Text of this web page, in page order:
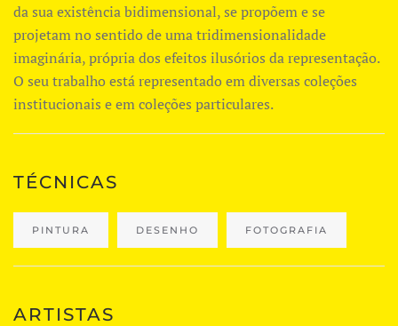
da sua existência bidimensional, se propõem e se
projetam no sentido de uma tridimensionalidade
imaginária, própria dos efeitos ilusórios da representação.
O seu trabalho está representado em diversas coleções
institucionais e em coleções particulares.
TÉCNICAS
PINTURA DESENHO FOTOGRAFIA
ARTISTAS